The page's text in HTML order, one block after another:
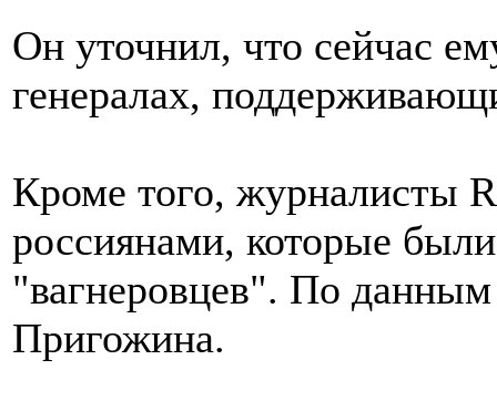
Он уточнил, что сейчас
генералах,
Кроме того, журналисты
россиянами, которые
"вагнеровцев". По
Пригожина.